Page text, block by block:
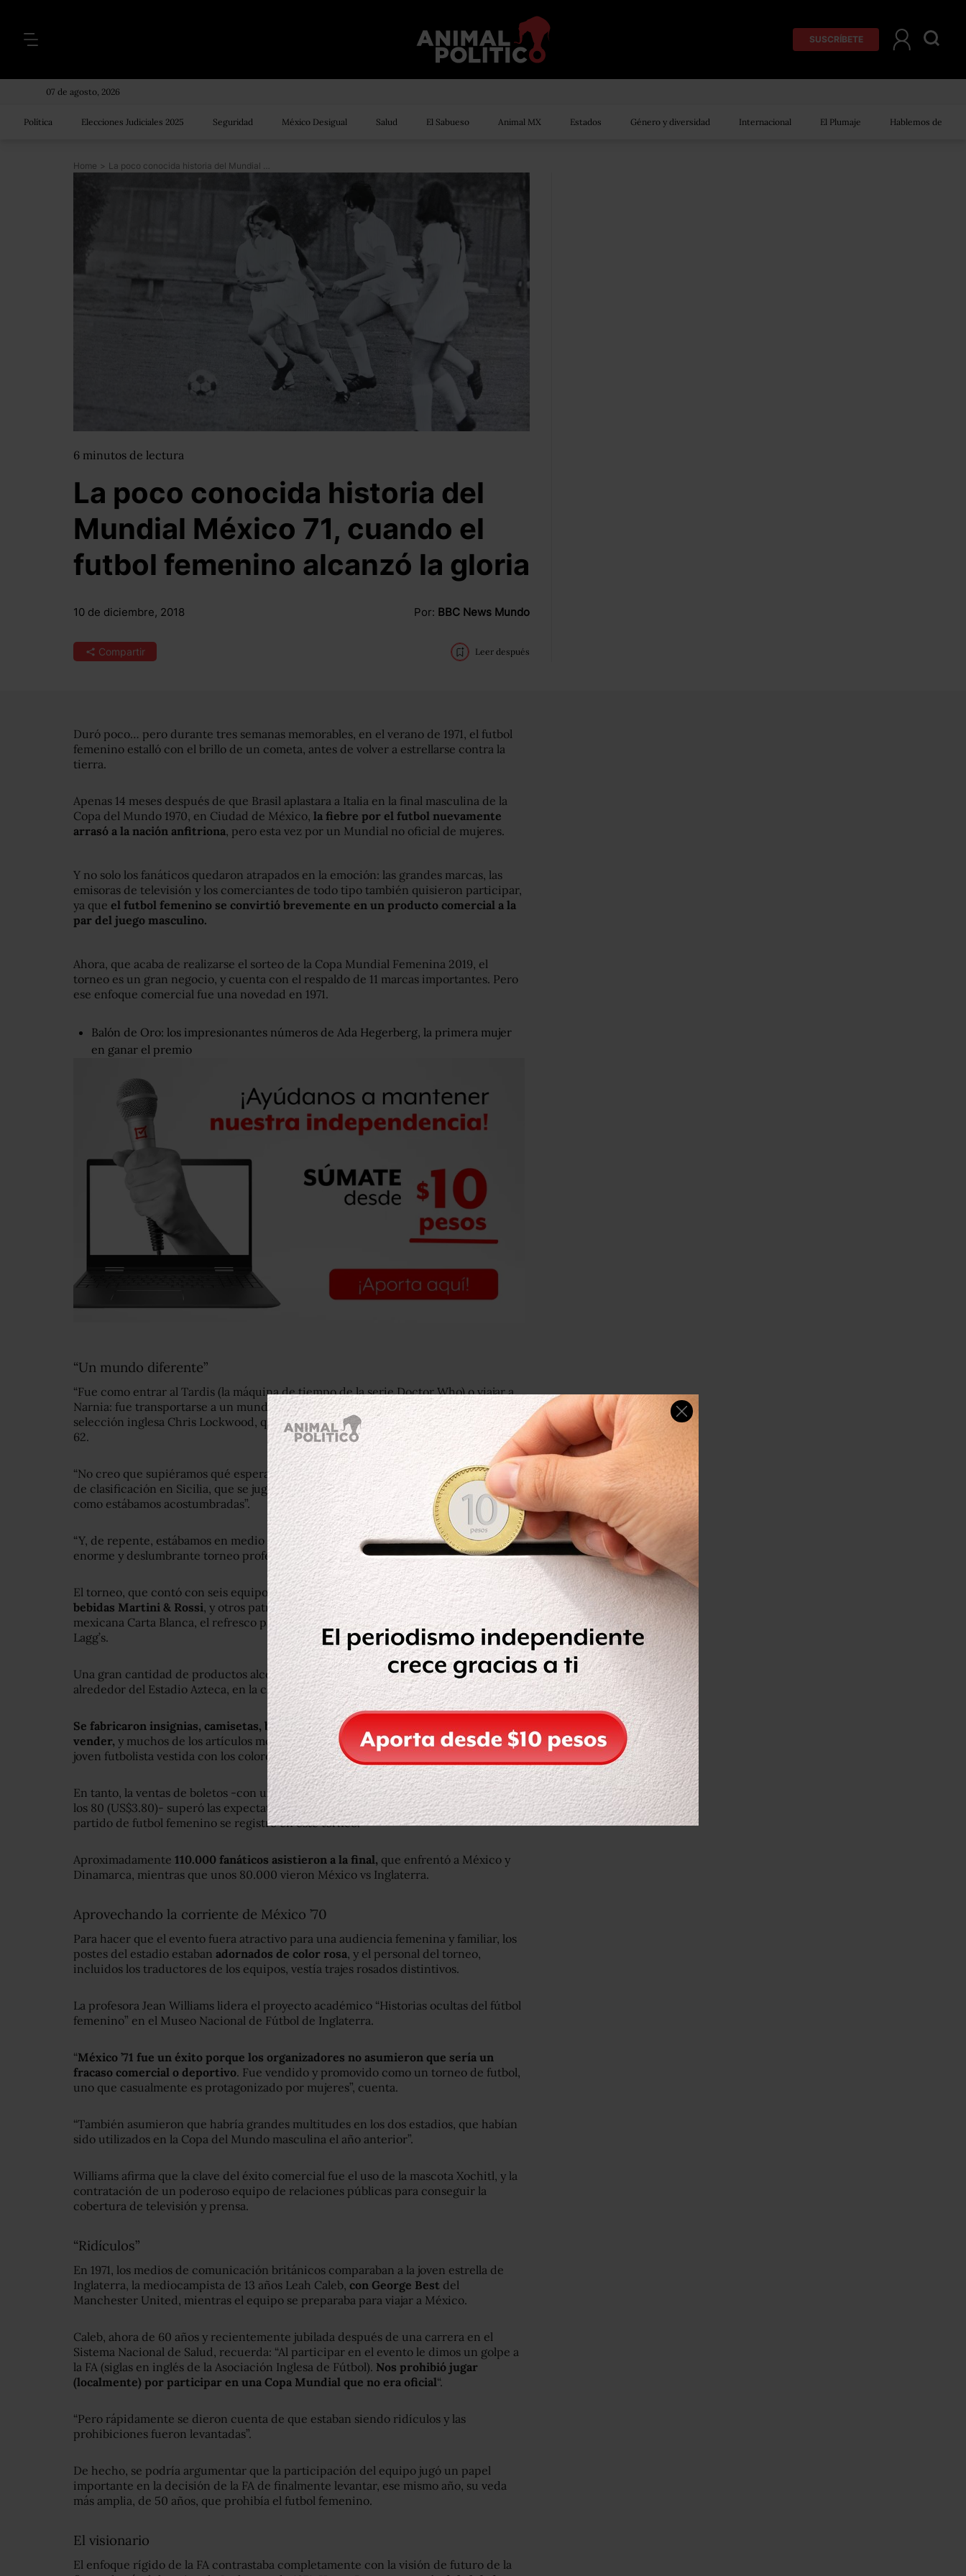
SUSCRÍBETE
07 de agosto, 2026
Política Elecciones Judiciales 2025 Seguridad México Desigual Salud El Sabueso Animal MX Estados Género y diversidad Internacional El Plumaje Hablemos de
Home > La poco conocida historia del Mundial México 71, cuando el futbol femenino alcanzó la gloria
6 minutos de lectura
La poco conocida historia del
Mundial México 71, cuando el
futbol femenino alcanzó la gloria
10 de diciembre, 2018 Por: BBC News Mundo
Compartir Leer después
Duró poco… pero durante tres semanas memorables, en el verano de 1971, el futbol
femenino estalló con el brillo de un cometa, antes de volver a estrellarse contra la
tierra.
Apenas 14 meses después de que Brasil aplastara a Italia en la final masculina de la
Copa del Mundo 1970, en Ciudad de México, la fiebre por el futbol nuevamente
arrasó a la nación anfitriona, pero esta vez por un Mundial no oficial de mujeres.
Y no solo los fanáticos quedaron atrapados en la emoción: las grandes marcas, las
emisoras de televisión y los comerciantes de todo tipo también quisieron participar,
ya que el futbol femenino se convirtió brevemente en un producto comercial a la
par del juego masculino.
Ahora, que acaba de realizarse el sorteo de la Copa Mundial Femenina 2019, el
torneo es un gran negocio, y cuenta con el respaldo de 11 marcas importantes. Pero
ese enfoque comercial fue una novedad en 1971.
Balón de Oro: los impresionantes números de Ada Hegerberg, la primera mujer
en ganar el premio
“Un mundo diferente”
“Fue como entrar al Tardis (la máquina de tiempo de la serie Doctor Who) o viajar a
Narnia: fue transportarse a un mundo diferente”, recuerda la excentrocampista de la
selección inglesa Chris Lockwood, quien en ese momento tenía 15 años y hoy tiene
62.
“No creo que supiéramos qué esperar. Solo habíamos jugado en el pequeño torneo
de clasificación en Sicilia, que se jugó en canchas como las que están en los parques,
como estábamos acostumbradas”.
“Y, de repente, estábamos en medio de la fiebre de la Copa del Mundo en este
enorme y deslumbrante torneo profesional y global”.
El torneo, que contó con seis equipos,fue patrocinado por el gigante italiano de
bebidas Martini & Rossi, y otros patrocinadores incluyeron la marca de cerveza
mexicana Carta Blanca, el refresco para adelgazar Dietafiel y la marca local de té
Lagg’s.
Una gran cantidad de productos alcohólicos, electrónicos y otros se vendieron
alrededor del Estadio Azteca, en la capital mexicana.
Se fabricaron insignias, camisetas, bolsos, muñecas, revistas y programas para
vender, y muchos de los artículos mostraban la mascota del torneo: Xochitl, una
joven futbolista vestida con los colores de México.
En tanto, la ventas de boletos -con un precio que iba desde los 30 pesos (US$1.45) a
los 80 (US$3.80)- superó las expectativas, y la multitud más numerosa en asistir a un
partido de futbol femenino se registró en este torneo.
Aproximadamente 110.000 fanáticos asistieron a la final, que enfrentó a México y
Dinamarca, mientras que unos 80.000 vieron México vs Inglaterra.
Aprovechando la corriente de México ’70
Para hacer que el evento fuera atractivo para una audiencia femenina y familiar, los
postes del estadio estaban adornados de color rosa, y el personal del torneo,
incluidos los traductores de los equipos, vestía trajes rosados distintivos.
La profesora Jean Williams lidera el proyecto académico “Historias ocultas del fútbol
femenino” en el Museo Nacional de Fútbol de Inglaterra.
“México ’71 fue un éxito porque los organizadores no asumieron que sería un
fracaso comercial o deportivo. Fue vendido y promovido como un torneo de futbol,
uno que casualmente es protagonizado por mujeres”, cuenta.
“También asumieron que habría grandes multitudes en los dos estadios, que habían
sido utilizados en la Copa del Mundo masculina el año anterior”.
Williams afirma que la clave del éxito comercial fue el uso de la mascota Xochitl, y la
contratación de un poderoso equipo de relaciones públicas para conseguir la
cobertura de televisión y prensa.
“Ridículos”
En 1971, los medios de comunicación británicos comparaban a la joven estrella de
Inglaterra, la mediocampista de 13 años Leah Caleb, con George Best del
Manchester United, mientras el equipo se preparaba para viajar a México.
Caleb, ahora de 60 años y recientemente jubilada después de una carrera en el
Sistema Nacional de Salud, recuerda: “Al participar en el evento le dimos un golpe a
la FA (siglas en inglés de la Asociación Inglesa de Fútbol). Nos prohibió jugar
(localmente) por participar en una Copa Mundial que no era oficial“.
“Pero rápidamente se dieron cuenta de que estaban siendo ridículos y las
prohibiciones fueron levantadas”.
De hecho, se podría argumentar que la participación del equipo jugó un papel
importante en la decisión de la FA de finalmente levantar, ese mismo año, su veda
más amplia, de 50 años, que prohibía el futbol femenino.
El visionario
El enfoque rígido de la FA contrastaba completamente con la visión de futuro de la